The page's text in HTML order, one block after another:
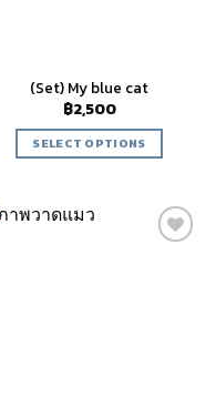
(Set) My blue cat
฿2,500
SELECT OPTIONS